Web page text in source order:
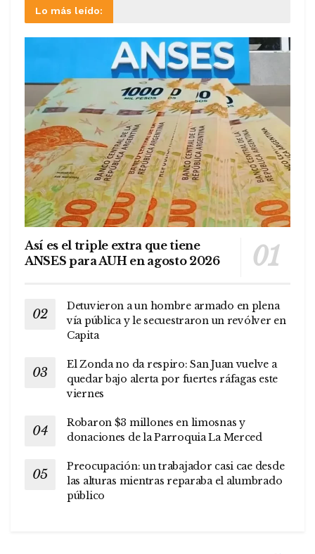
Lo más leído:
Así es el triple extra que tiene
ANSES para AUH en agosto 2026
Detuvieron a un hombre armado en plena
vía pública y le secuestraron un revólver en
Capita
El Zonda no da respiro: San Juan vuelve a
quedar bajo alerta por fuertes ráfagas este
viernes
Robaron $3 millones en limosnas y
donaciones de la Parroquia La Merced
Preocupación: un trabajador casi cae desde
las alturas mientras reparaba el alumbrado
público